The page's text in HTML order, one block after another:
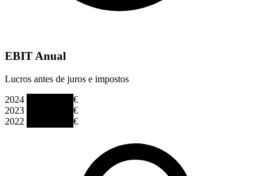
EBIT Anual
Lucros antes de juros e impostos
2024
███████€
2023
███████€
2022
███████€